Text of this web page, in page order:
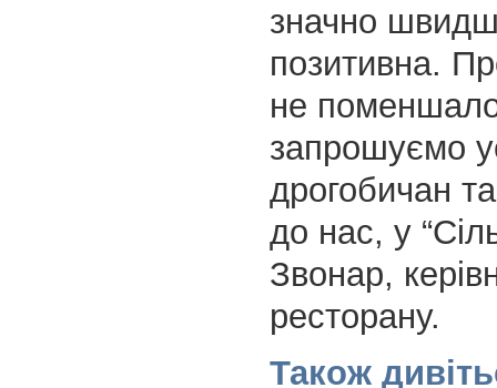
значно
позитивна.
не
запрошуємо
дрогобичан
до нас, у
Звонар,
ресторану.
Також